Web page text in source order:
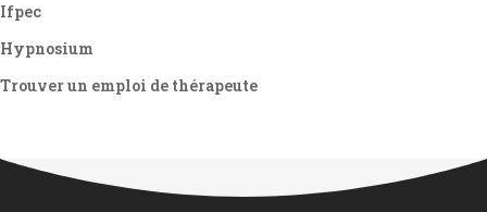
Ifpec
Hypnosium
Trouver un emploi de thérapeute